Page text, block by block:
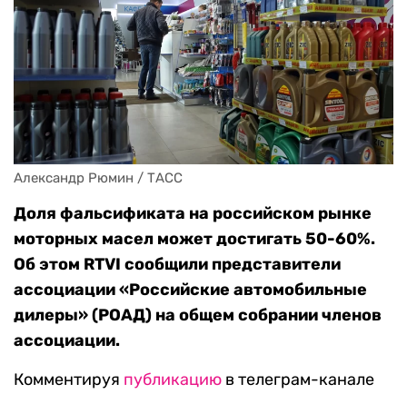
Александр Рюмин / ТАСС
Доля фальсификата на российском рынке
моторных масел может достигать 50-60%.
Об этом RTVI сообщили представители
ассоциации «Российские автомобильные
дилеры» (РОАД) на общем собрании членов
ассоциации.
Комментируя публикацию в телеграм-канале